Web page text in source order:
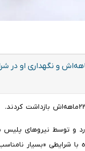
ایالت کنتاکی آمریکا به اتهام خالکوبی روی دست کودک ۲۲ماهه‌اش و نگهداری
«بروک مک‌دنیل» نام دارد و توسط
با شرایطی «بسیار